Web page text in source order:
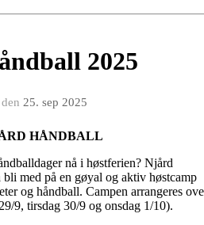
2025
den 25. sep 2025
HÅNDBALL
nå i høstferien? Njård
med på en gøyal og aktiv høstcamp
og håndball. Campen arrangeres
9, tirsdag 30/9 og onsdag 1/10).